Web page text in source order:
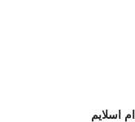
ام اسلایم